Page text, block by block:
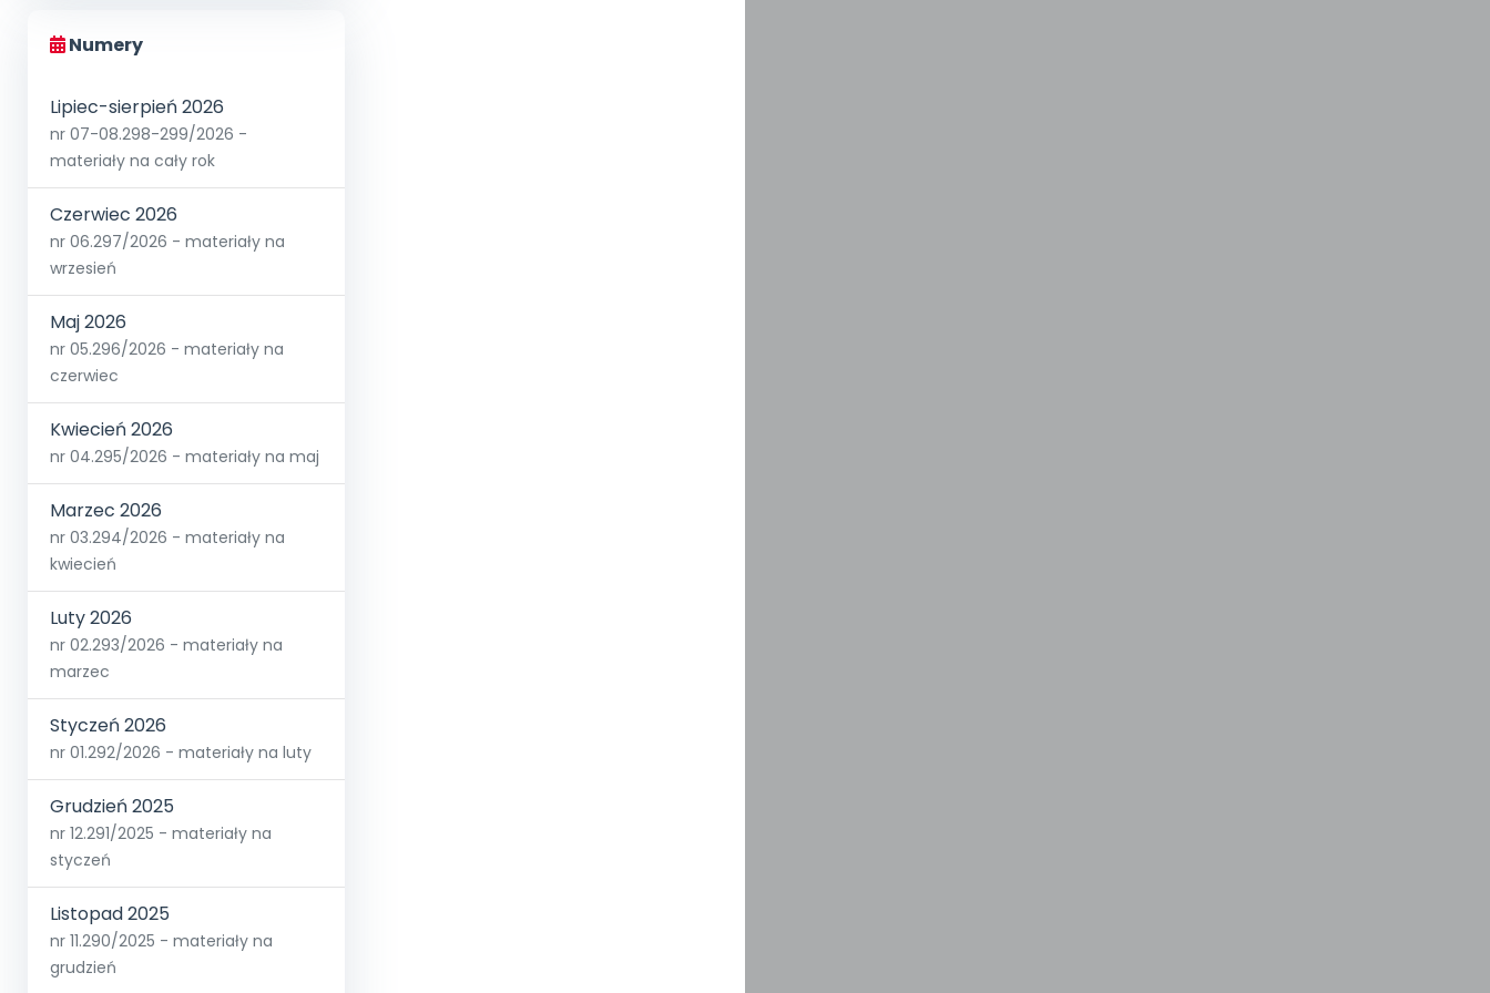
Numery
Lipiec-sierpień 2026
nr 07-08.298-299/2026 -
materiały na cały rok
Czerwiec 2026
nr 06.297/2026 - materiały na
wrzesień
Maj 2026
nr 05.296/2026 - materiały na
czerwiec
Kwiecień 2026
nr 04.295/2026 - materiały na maj
Marzec 2026
nr 03.294/2026 - materiały na
kwiecień
Luty 2026
nr 02.293/2026 - materiały na
marzec
Styczeń 2026
nr 01.292/2026 - materiały na luty
Grudzień 2025
nr 12.291/2025 - materiały na
styczeń
Listopad 2025
nr 11.290/2025 - materiały na
grudzień